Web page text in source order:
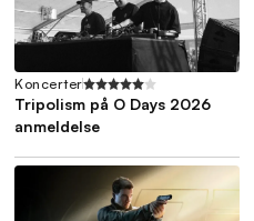
Koncerter
Tripolism på O Days 2026
anmeldelse